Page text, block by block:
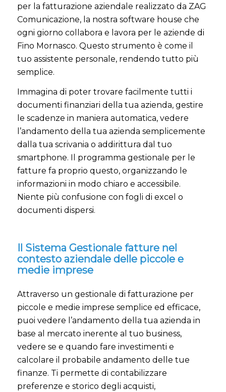
per la fatturazione aziendale realizzato da ZAG
Comunicazione, la nostra software house che
ogni giorno collabora e lavora per le aziende di
Fino Mornasco. Questo strumento è come il
tuo assistente personale, rendendo tutto più
semplice.
Immagina di poter trovare facilmente tutti i
documenti finanziari della tua azienda, gestire
le scadenze in maniera automatica, vedere
l’andamento della tua azienda semplicemente
dalla tua scrivania o addirittura dal tuo
smartphone. Il programma gestionale per le
fatture fa proprio questo, organizzando le
informazioni in modo chiaro e accessibile.
Niente più confusione con fogli di excel o
documenti dispersi.
Il Sistema Gestionale fatture nel
contesto aziendale delle piccole e
medie imprese
Attraverso un gestionale di fatturazione per
piccole e medie imprese semplice ed efficace,
puoi vedere l’andamento della tua azienda in
base al mercato inerente al tuo business,
vedere se e quando fare investimenti e
calcolare il probabile andamento delle tue
finanze. Ti permette di contabilizzare
preferenze e storico degli acquisti,